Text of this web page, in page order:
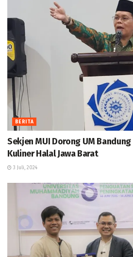
BERITA
Sekjen MUI Dorong UM
Kuliner Halal Jawa Barat
3 Juli, 2024